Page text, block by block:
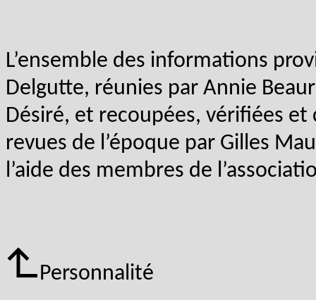
L’ensemble des informations
Delgutte, réunies par Annie
Désiré, et recoupées, vérifiées
revues de l’époque par Gilles
l’aide des membres de
Personnalité